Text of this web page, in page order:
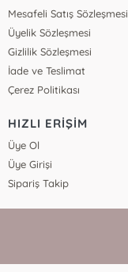
Mesafeli Satış Sözleşmesi
Üyelik Sözleşmesi
Gizlilik Sözleşmesi
İade ve Teslimat
Çerez Politikası
HIZLI ERİŞİM
Üye Ol
Üye Girişi
Sipariş Takip